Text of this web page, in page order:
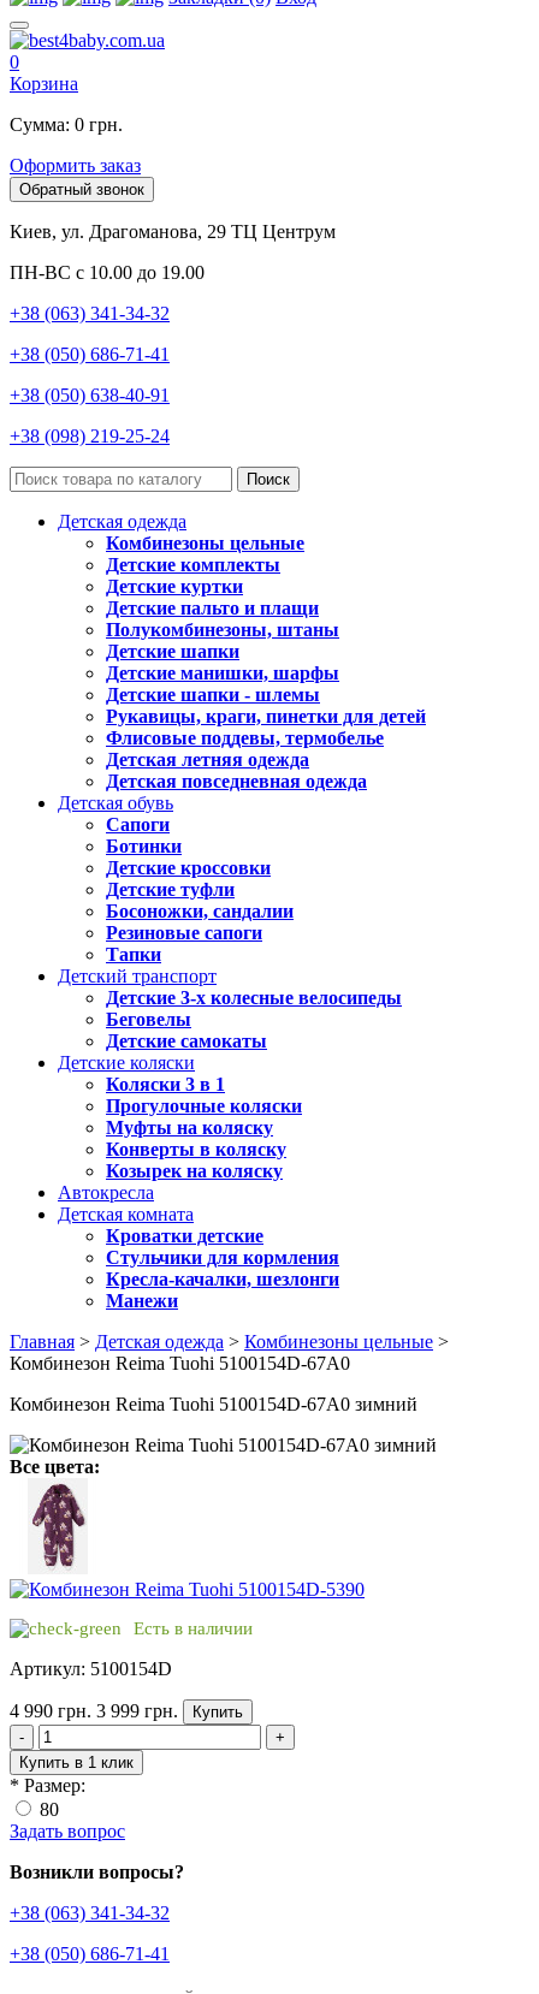
0
Корзина
Сумма: 0 грн.
Оформить заказ
Обратный звонок
Киев, ул. Драгоманова, 29 ТЦ Центрум
ПН-ВС с 10.00 до 19.00
+38 (063) 341-34-32
+38 (050) 686-71-41
+38 (050) 638-40-91
+38 (098) 219-25-24
Поиск
Детская одежда
Комбинезоны цельные
Детские комплекты
Детские куртки
Детские пальто и плащи
Полукомбинезоны, штаны
Детские шапки
Детские манишки, шарфы
Детские шапки - шлемы
Рукавицы, краги, пинетки для детей
Флисовые поддевы, термобелье
Детская летняя одежда
Детская повседневная одежда
Детская обувь
Сапоги
Ботинки
Детские кроссовки
Детские туфли
Босоножки, сандалии
Резиновые сапоги
Тапки
Детский транспорт
Детские 3-х колесные велосипеды
Беговелы
Детские самокаты
Детские коляски
Коляски 3 в 1
Прогулочные коляски
Муфты на коляску
Конверты в коляску
Козырек на коляску
Автокресла
Детская комната
Кроватки детские
Стульчики для кормления
Кресла-качалки, шезлонги
Манежи
Главная > Детская одежда > Комбинезоны цельные >
Комбинезон Reima Tuohi 5100154D-67A0
Комбинезон Reima Tuohi 5100154D-67A0 зимний
Все цвета:
Есть в наличии
Артикул: 5100154D
4 990 грн. 3 999 грн.
Купить
-
+
Купить в 1 клик
* Размер:
80
Задать вопрос
Возникли вопросы?
+38 (063) 341-34-32
+38 (050) 686-71-41